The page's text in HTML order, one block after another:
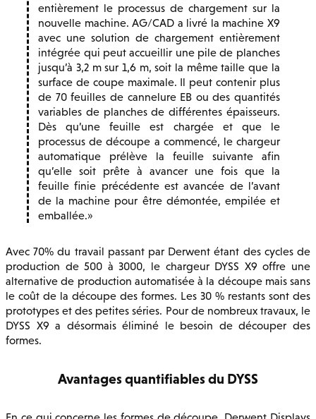
entièrement le processus de chargement sur la
nouvelle machine. AG/CAD a livré la machine X9
avec une solution de chargement entièrement
intégrée qui peut accueillir une pile de planches
jusqu’à 3,2 m sur 1,6 m, soit la même taille que la
surface de coupe maximale. Il peut contenir plus
de 70 feuilles de cannelure EB ou des quantités
variables de planches de différentes épaisseurs.
Dès qu’une feuille est chargée et que le
processus de découpe a commencé, le chargeur
automatique prélève la feuille suivante afin
qu’elle soit prête à avancer une fois que la
feuille finie précédente est avancée de l’avant
de la machine pour être démontée, empilée et
emballée.
Avec 70% du travail passant par Derwent étant des cycles de
production de 500 à 3000, le chargeur DYSS X9 offre une
alternative de production automatisée à la découpe mais sans
le coût de la découpe des formes. Les 30 % restants sont des
prototypes et des petites séries. Pour de nombreux travaux, le
DYSS X9 a désormais éliminé le besoin de découper des
formes.
Avantages quantifiables du DYSS